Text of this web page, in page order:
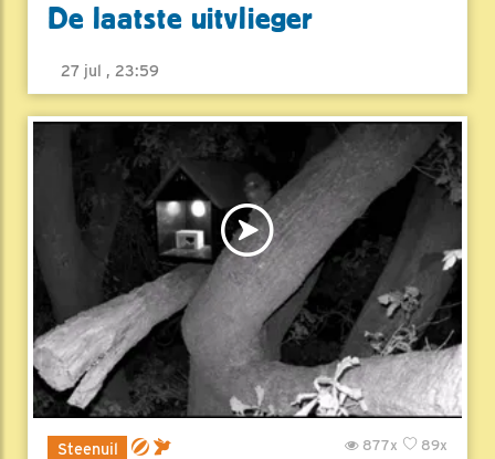
De laatste uitvlieger
27 jul , 23:59
Steenuil 89x
877x